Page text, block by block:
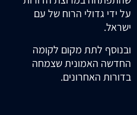
על ידי גדולי הרוח של עם
ישראל.
ובנוסף לתת מקום לקומה
החדשה האמונית שצמחה
בדורות האחרונים.